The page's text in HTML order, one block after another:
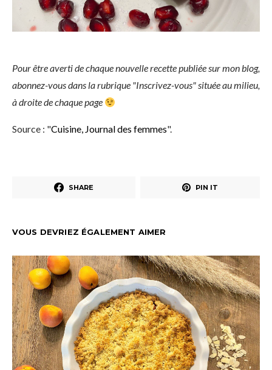
Pour être averti de chaque nouvelle recette publiée sur mon blog,
abonnez-vous dans la rubrique "Inscrivez-vous" située au milieu,
à droite de chaque page
Source : "Cuisine, Journal des femmes".
SHARE PIN IT
VOUS DEVRIEZ ÉGALEMENT AIMER